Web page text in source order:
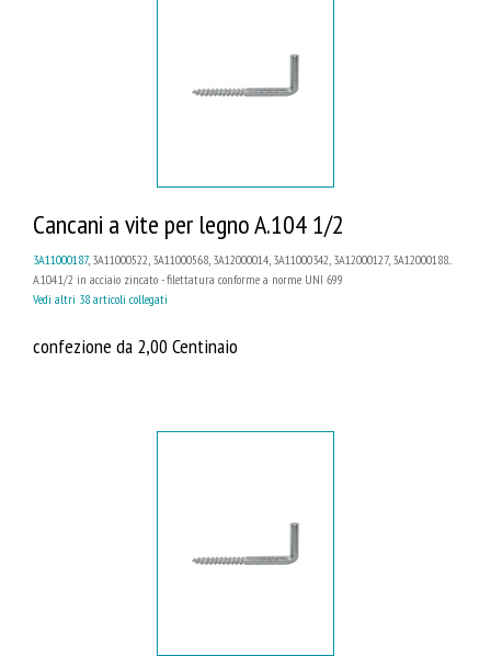
Cancani a vite per legno A.104 1/2
3A11000187, 3A11000522, 3A11000568, 3A12000014, 3A11000342, 3A12000127, 3A12000188...
A.104.1/2 in acciaio zincato - filettatura conforme a norme UNI 699
Vedi altri 38 articoli collegati
confezione da 2,00 Centinaio